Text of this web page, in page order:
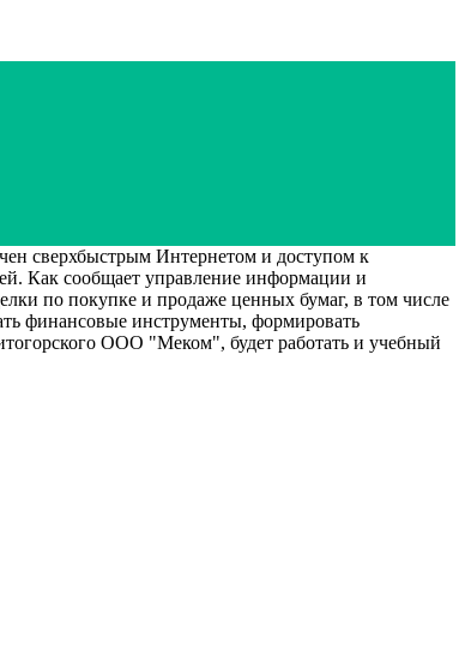
сверхбыстрым Интернетом и доступом к
Как сообщает управление информации и
по покупке и продаже ценных бумаг, в том числе
финансовые инструменты, формировать
ООО "Меком", будет работать и учебный